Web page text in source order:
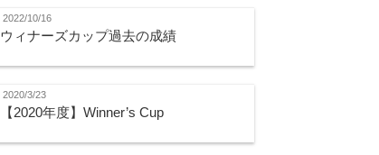
2022/10/16
ウィナーズカップ過去の成績
2020/3/23
【2020年度】Winner’s Cup